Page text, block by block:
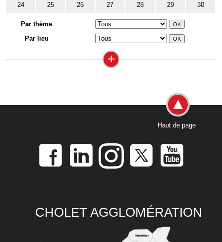
24 25 26 27 28 29 30
Par thème
Par lieu
+
Haut de page
CHOLET AGGLOMÉRATION